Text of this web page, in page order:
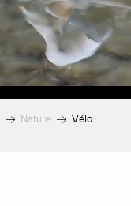
Nature Vélo